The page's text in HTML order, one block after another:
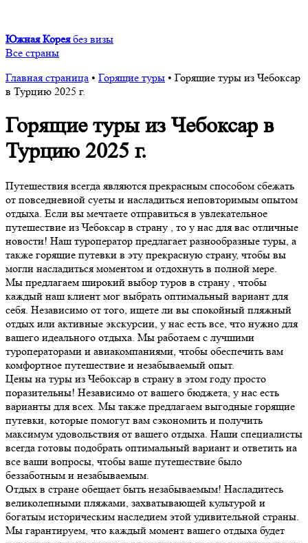
Южная Корея без визы
Все страны
Главная страница • Горящие туры • Горящие туры из Чебоксар
в Турцию 2025 г.
Горящие туры из Чебоксар в
Турцию 2025 г.
Путешествия всегда являются прекрасным способом сбежать
от повседневной суеты и насладиться неповторимым опытом
отдыха. Если вы мечтаете отправиться в увлекательное
путешествие из Чебоксар в страну , то у нас для вас отличные
новости! Наш туроператор предлагает разнообразные туры, а
также горящие путевки в эту прекрасную страну, чтобы вы
могли насладиться моментом и отдохнуть в полной мере.
Мы предлагаем широкий выбор туров в страну , чтобы
каждый наш клиент мог выбрать оптимальный вариант для
себя. Независимо от того, ищете ли вы спокойный пляжный
отдых или активные экскурсии, у нас есть все, что нужно для
вашего идеального отдыха. Мы работаем с лучшими
туроператорами и авиакомпаниями, чтобы обеспечить вам
комфортное путешествие и незабываемый опыт.
Цены на туры из Чебоксар в страну в этом году просто
поразительны! Независимо от вашего бюджета, у нас есть
варианты для всех. Мы также предлагаем выгодные горящие
путевки, которые помогут вам сэкономить и получить
максимум удовольствия от вашего отдыха. Наши специалисты
всегда готовы подобрать оптимальный вариант и ответить на
все ваши вопросы, чтобы ваше путешествие было
беззаботным и незабываемым.
Отдых в стране обещает быть незабываемым! Насладитесь
великолепными пляжами, захватывающей культурой и
богатым историческим наследием этой удивительной страны.
Мы гарантируем, что каждый момент вашего отдыха будет